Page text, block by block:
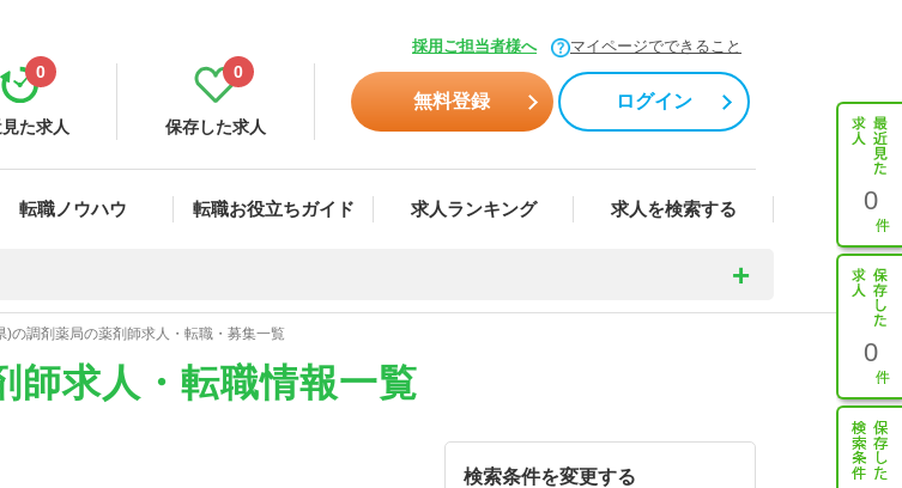
採用ご担当者様へ マイページでできること
た求人
0
保存した求人
0
無料登録 ログイン
転職ノウハウ 転職お役立ちガイド 求人ランキング 求人を検索する 0
0
)の調剤薬局の薬剤師求人・転職・募集一覧
師求人・転職情報一覧
検索条件を変更する